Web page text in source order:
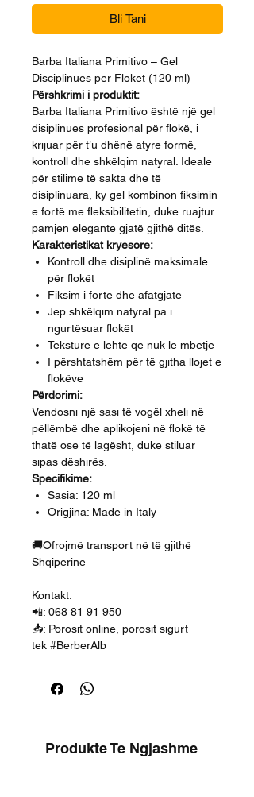
Bli Tani
Barba Italiana Primitivo – Gel
Disciplinues për Flokët (120 ml)
Përshkrimi i produktit:
Barba Italiana Primitivo është një gel
disiplinues profesional për flokë, i
krijuar për t’u dhënë atyre formë,
kontroll dhe shkëlqim natyral. Ideale
për stilime të sakta dhe të
disiplinuara, ky gel kombinon fiksimin
e fortë me fleksibilitetin, duke ruajtur
pamjen elegante gjatë gjithë ditës.
Karakteristikat kryesore:
Kontroll dhe disiplinë maksimale
për flokët
Fiksim i fortë dhe afatgjatë
Jep shkëlqim natyral pa i
ngurtësuar flokët
Teksturë e lehtë që nuk lë mbetje
I përshtatshëm për të gjitha llojet e
flokëve
Përdorimi:
Vendosni një sasi të vogël xheli në
pëllëmbë dhe aplikojeni në flokë të
thatë ose të lagësht, duke stiluar
sipas dëshirës.
Specifikime:
Sasia: 120 ml
Origjina: Made in Italy
🚚Ofrojmë transport në të gjithë
Shqipërinë
Kontakt:
📲: 068 81 91 950
📥: Porosit online, porosit sigurt
tek #BerberAlb
Produkte Te Ngjashme